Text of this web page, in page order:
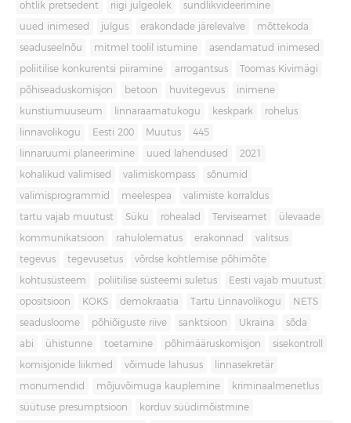
ohtlik pretsedent riigi julgeolek sundlikvideerimine
uued inimesed julgus erakondade järelevalve mõttekoda
seaduseelnõu mitmel toolil istumine asendamatud inimesed
poliitilise konkurentsi piiramine arrogantsus Toomas Kivimägi
põhiseaduskomisjon betoon huvitegevus inimene
kunstiumuuseum linnaraamatukogu keskpark rohelus
linnavolikogu Eesti 200 Muutus 445
linnaruumi planeerimine uued lahendused 2021
kohalikud valimised valimiskompass sõnumid
valimisprogrammid meelespea valimiste korraldus
tartu vajab muutust Süku rohealad Terviseamet ülevaade
kommunikatsioon rahulolematus erakonnad valitsus
tegevus tegevusetus võrdse kohtlemise põhimõte
kohtusüsteem poliitilise süsteemi suletus Eesti vajab muutust
opositsioon KOKS demokraatia Tartu Linnavolikogu NETS
seadusloome põhiõiguste riive sanktsioon Ukraina sõda
abi ühistunne toetamine põhimääruskomisjon sisekontroll
komisjonide liikmed võimude lahusus linnasekretär
monumendid mõjuvõimuga kauplemine kriminaalmenetlus
süütuse presumptsioon korduv süüdimõistmine